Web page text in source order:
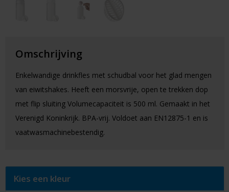
Omschrijving
Enkelwandige drinkfles met schudbal voor het glad mengen
van eiwitshakes. Heeft een morsvrije, open te trekken dop
met flip sluiting Volumecapaciteit is 500 ml. Gemaakt in het
Verenigd Koninkrijk. BPA-vrij. Voldoet aan EN12875-1 en is
vaatwasmachinebestendig.
Kies een kleur